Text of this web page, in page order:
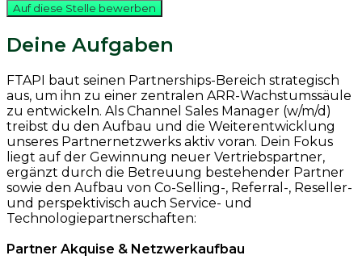
Auf diese Stelle bewerben
Deine Aufgaben
FTAPI baut seinen Partnerships-Bereich strategisch
aus, um ihn zu einer zentralen ARR-Wachstumssäule
zu entwickeln. Als Channel Sales Manager (w/m/d)
treibst du den Aufbau und die Weiterentwicklung
unseres Partnernetzwerks aktiv voran. Dein Fokus
liegt auf der Gewinnung neuer Vertriebspartner,
ergänzt durch die Betreuung bestehender Partner
sowie den Aufbau von Co-Selling-, Referral-, Reseller-
und perspektivisch auch Service- und
Technologiepartnerschaften:
Partner Akquise & Netzwerkaufbau